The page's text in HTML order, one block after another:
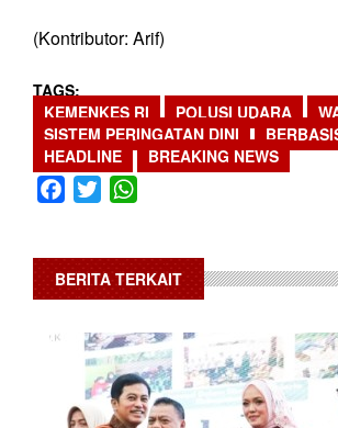
(Kontributor: Arif)
TAGS
KEMENKES RI
POLUSI UDARA
SISTEM PERINGATAN DINI
HEADLINE
BREAKING NEWS
Facebook
Twitter
BERITA TERKAIT